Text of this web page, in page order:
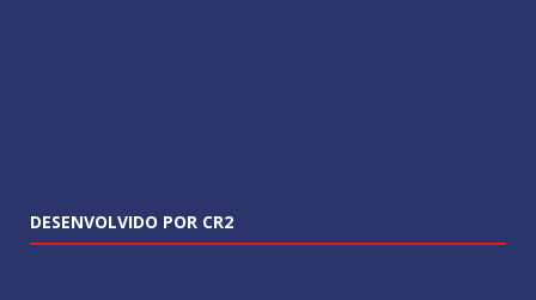
DESENVOLVIDO POR CR2